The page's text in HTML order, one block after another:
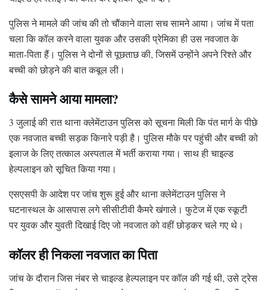
पुलिस ने मामले की जांच की तो चौंकाने वाला सच सामने आया। जांच में पता
चला कि कॉल करने वाला युवक और उसकी प्रेमिका ही उस नवजात के
माता-पिता हैं। पुलिस ने दोनों से पूछताछ की, जिसमें उन्होंने अपने रिश्ते और
बच्ची को छोड़ने की बात कबूल ली।
कैसे सामने आया मामला?
3 जुलाई की रात थाना क्लेमेंटाउन पुलिस को सूचना मिली कि पंत मार्ग के पीछे
एक नवजात बच्ची सड़क किनारे पड़ी है। पुलिस मौके पर पहुंची और बच्ची को
इलाज के लिए तत्काल अस्पताल में भर्ती कराया गया। साथ ही चाइल्ड
हेल्पलाइन को सूचित किया गया।
एसएसपी के आदेश पर जांच शुरू हुई और थाना क्लेमेंटाउन पुलिस ने
घटनास्थल के आसपास लगे सीसीटीवी कैमरे खंगाले। फुटेज में एक स्कूटी
पर युवक और युवती दिखाई दिए जो नवजात को वहीं छोड़कर चले गए थे।
कॉलर ही निकला नवजात का पिता
जांच के दौरान जिस नंबर से चाइल्ड हेल्पलाइन पर कॉल की गई थी, उसे ट्रेस